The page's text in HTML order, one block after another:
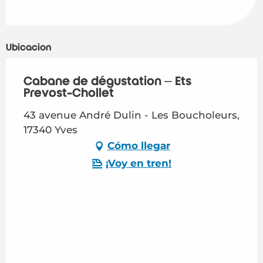
Ubicación
Cabane de dégustation – Ets
Prevost-Chollet
43 avenue André Dulin - Les Boucholeurs,
17340 Yves
Cómo llegar
¡Voy en tren!